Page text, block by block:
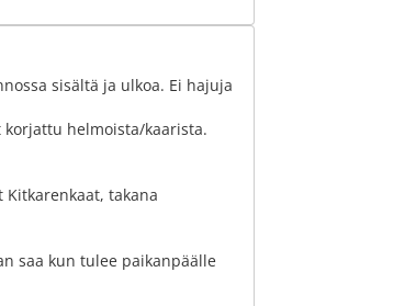
sisältä ja ulkoa. Ei hajuja
korjattu helmoista/kaarista.
takana
saa kun tulee paikanpäälle